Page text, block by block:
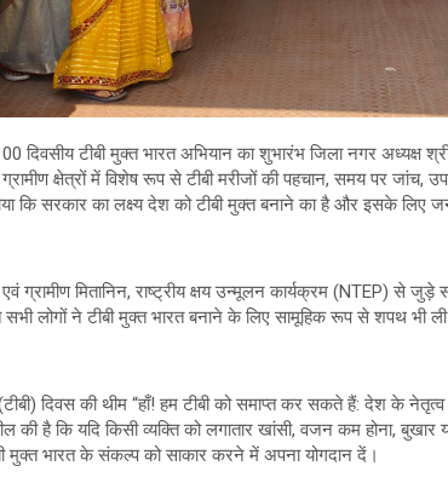
दिवसीय टीबी मुक्त भारत अभियान का शुभारंभ जिला नगर अध्यक्ष
क्षेत्रों में विशेष रूप से टीबी मरीजों की पहचान, समय पर जांच,
कि सरकार का लक्ष्य देश को टीबी मुक्त बनाने का है और इसके लिए
ग्रामीण मितानिन, राष्ट्रीय क्षय उन्मूलन कार्यक्रम (NTEP) से जुड़े
सभी लोगों ने टीबी मुक्त भारत बनाने के लिए सामूहिक रूप से शपथ
(टीबी) दिवस की थीम “हाँ! हम टीबी को समाप्त कर सकते हैं: देश के
की है कि यदि किसी व्यक्ति को लगातार खांसी, वजन कम होना,
मुक्त भारत के संकल्प को साकार करने में अपना योगदान दें।